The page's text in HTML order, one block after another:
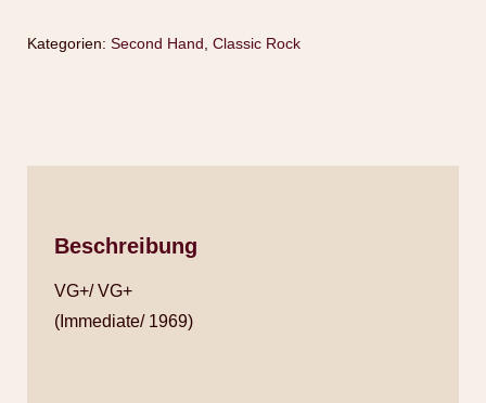
Kategorien: Second Hand Classic Rock
Beschreibung
VG+/ VG+
(Immediate/ 1969)